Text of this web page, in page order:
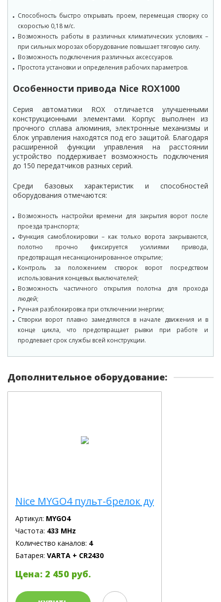
Способность быстро открывать проем, перемещая створку со
скоростью 0,18 м/с.
Возможность работы в различных климатических условиях –
при сильных морозах оборудование повышает тяговую силу.
Возможность подключения различных аксессуаров.
Простота установки и определения рабочих параметров.
Особенности привода Nice ROX1000
Серия автоматики ROX отличается улучшенными
конструкционными элементами. Корпус выполнен из
прочного сплава алюминия, электронные механизмы и
блок управления находятся под его защитой. Благодаря
расширенной функции управления на расстоянии
устройство поддерживает возможность подключения
до 150 передатчиков разных серий.
Среди базовых характеристик и способностей
оборудования отмечаются:
Возможность настройки времени для закрытия ворот после
проезда транспорта;
Функция самоблокировки – как только ворота закрываются,
полотно прочно фиксируется усилиями привода,
предотвращая несанкционированное открытие;
Контроль за положением створок ворот посредством
использования концевых выключателей;
Возможность частичного открытия полотна для прохода
людей;
Ручная разблокировка при отключении энергии;
Створки ворот плавно замедляются в начале движения и в
конце цикла, что предотвращает рывки при работе и
продлевает срок службы всей конструкции.
Дополнительное оборудование:
Nice MYGO4 пульт-брелок ду
Артикул: MYGO4
Частота: 433 MHz
Количество каналов: 4
Батарея: VARTA + CR2430
Цена: 2 450 руб.